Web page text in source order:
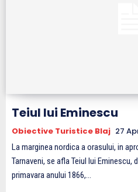
Teiul lui Eminescu
Obiective Turistice Blaj 27
La marginea nordica a orasului, in
Tarnaveni, se afla Teiul lui
primavara anului 1866,...